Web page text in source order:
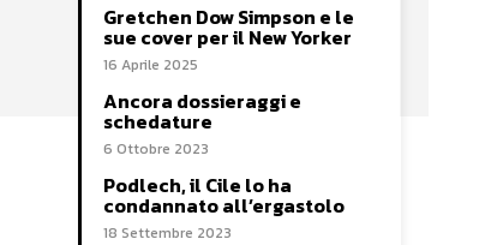
Gretchen Dow Simpson e le
sue cover per il New Yorker
16 Aprile 2025
Ancora dossieraggi e
schedature
6 Ottobre 2023
Podlech, il Cile lo ha
condannato all’ergastolo
18 Settembre 2023